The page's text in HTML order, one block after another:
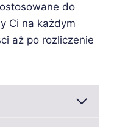
do
Ci na każdym
aż po rozliczenie